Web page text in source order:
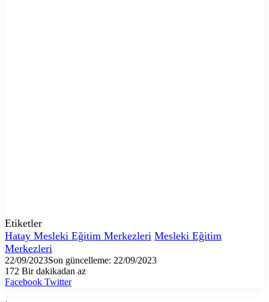
Etiketler
Hatay Mesleki Eğitim Merkezleri Mesleki Eğitim
Merkezleri
22/09/2023Son güncelleme: 22/09/2023
172 Bir dakikadan az
Facebook TwitterLinkedIn
Tumblr
Pinterest
Reddit
VKontakte
E-
Yazdır